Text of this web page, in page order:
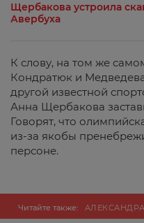
Щербакова устроила
Авербуха
К слову, на том же
Кондратюк и
другой известной
Анна Щербакова
Говорят, что
из-за якобы
персоне.
Читайте также: